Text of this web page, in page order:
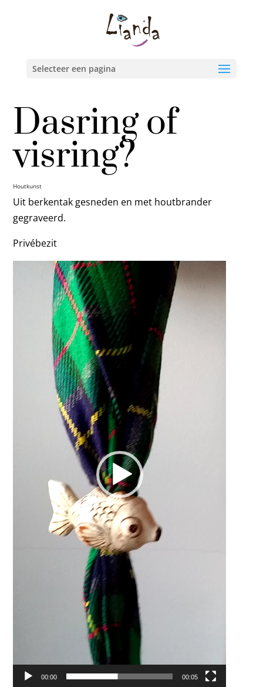
Selecteer een pagina
Dasring of
visring?
Houtkunst
Uit berkentak gesneden en met houtbrander
gegraveerd.
Privébezit
Videospeler
00:00 00:05